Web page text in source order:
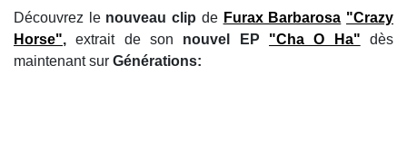
Découvrez lenouveau clip de Furax Barbarosa "Crazy
Horse",extrait de son nouvel EP "Cha O Ha"
dès
maintenant sur Générations: